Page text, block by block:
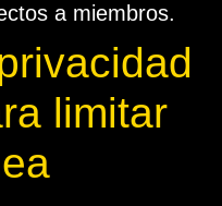
a miembros.
limitar